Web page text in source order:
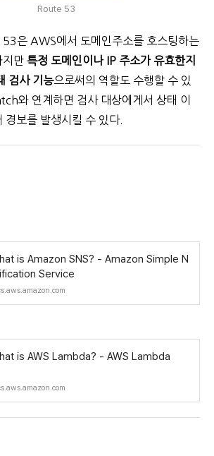
Route 53
은 AWS에서 도메인주소를 호스팅하는
지만 특정 도메인이나 IP 주소가 유효한지
검사 기능으로써의 역할도 수행할 수 있
와 연계하면 검사 대상에게서 상태 이
경보를 발생시킬 수 있다.
is Amazon SNS? - Amazon Simple N
Service
is AWS Lambda? - AWS Lambda